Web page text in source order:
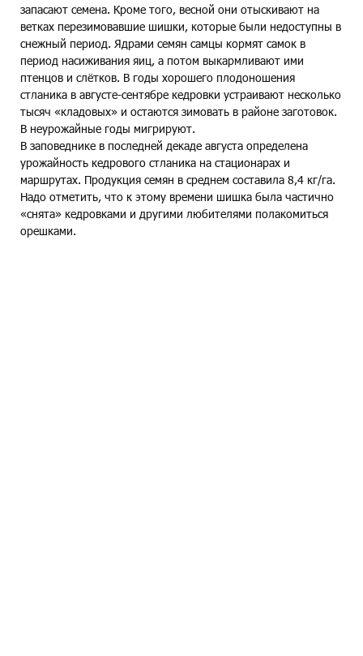
запасают семена. Кроме того, весной они отыскивают на
ветках перезимовавшие шишки, которые были недоступны в
снежный период. Ядрами семян самцы кормят самок в
период насиживания яиц, а потом выкармливают ими
птенцов и слётков. В годы хорошего плодоношения
стланика в августе-сентябре кедровки устраивают несколько
тысяч «кладовых» и остаются зимовать в районе заготовок.
В неурожайные годы мигрируют.
В заповеднике в последней декаде августа определена
урожайность кедрового стланика на стационарах и
маршрутах. Продукция семян в среднем составила 8,4 кг/га.
Надо отметить, что к этому времени шишка была частично
«снята» кедровками и другими любителями полакомиться
орешками.